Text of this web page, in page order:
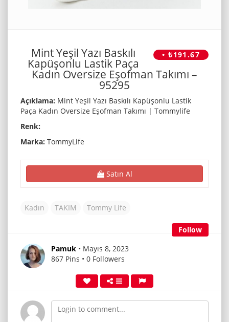
• ₺191.67
Mint Yeşil Yazı Baskılı
Kapüşonlu Lastik Paça
Kadın Oversize Eşofman Takımı –
95295
Açıklama: Mint Yeşil Yazı Baskılı Kapüşonlu Lastik
Paça Kadın Oversize Eşofman Takımı | Tommylife
Renk:
Marka: TommyLife
Satın Al
Kadın TAKIM Tommy Life
Follow
Pamuk • Mayıs 8, 2023
867 Pins • 0 Followers